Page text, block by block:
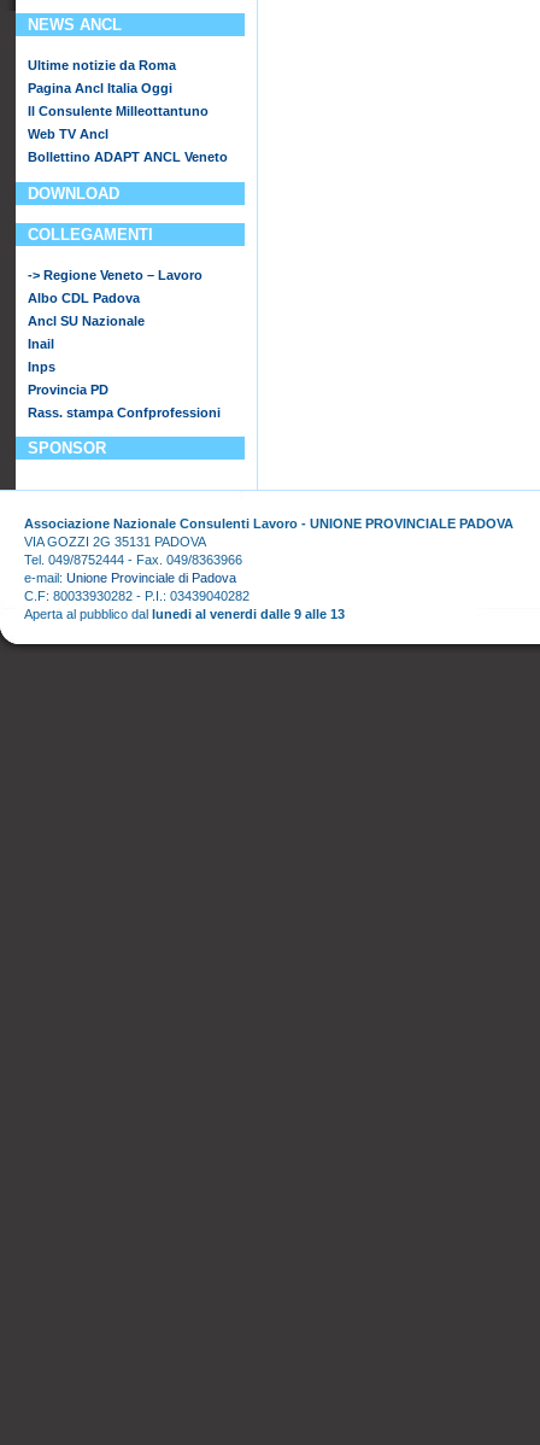
NEWS ANCL
Ultime notizie da Roma
Pagina Ancl Italia Oggi
Il Consulente Milleottantuno
Web TV Ancl
Bollettino ADAPT ANCL Veneto
DOWNLOAD
COLLEGAMENTI
-> Regione Veneto – Lavoro
Albo CDL Padova
Ancl SU Nazionale
Inail
Inps
Provincia PD
Rass. stampa Confprofessioni
SPONSOR
Associazione Nazionale Consulenti Lavoro - UNIONE PROVINCIALE PADOVA
VIA GOZZI 2G 35131 PADOVA
Tel. 049/8752444 - Fax. 049/8363966
e-mail: Unione Provinciale di Padova
C.F: 80033930282 - P.I.: 03439040282
Aperta al pubblico dal lunedi al venerdi dalle 9 alle 13